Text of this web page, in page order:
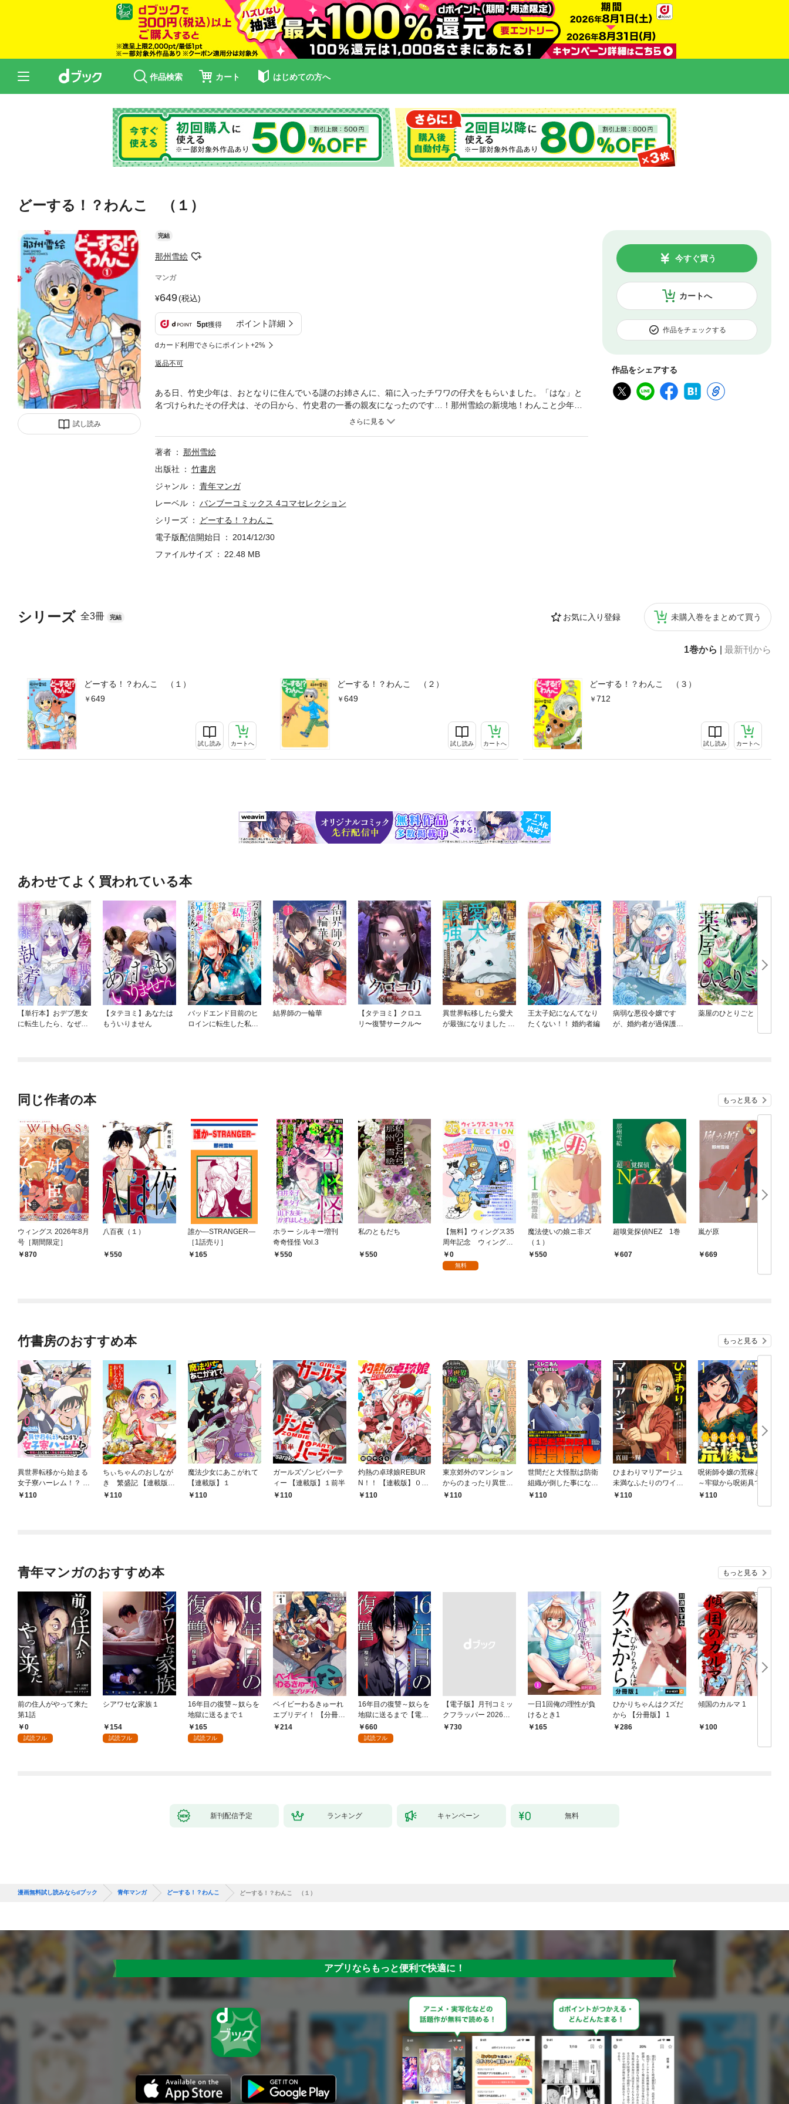
作品検索 カート はじめての方へ
どーする！？わんこ （１）
試し読み
完結
那州雪絵
マンガ
649(税込)
5pt獲得 ポイント詳細
dカード利用でさらにポイント+2%
返品不可
カートへ
今すぐ買う
作品をチェックする
作品をシェアする
シリーズ 全3冊 完結 お気に入り登録 未購入巻をまとめて買う
1巻から 最新刊から
どーする！？わんこ （１）
649
試し読み カートへ
どーする！？わんこ （２）
649
試し読み カートへ
どーする！？わんこ （３）
712
試し読み カートへ
ある日、竹史少年は、おとなりに住んでいる謎のお姉さんに、箱に入ったチワワの仔犬をもらいました。「はな」と
名づけられたその仔犬は、その日から、竹史君の一番の親友になったのです…！那州雪絵の新境地！わんこと少年を
著者
那州雪絵
出版社
竹書房
ジャンル
青年マンガ
レーベル
バンブーコミックス 4コマセレクション
シリーズ
どーする！？わんこ
電子版配信開始日
2014/12/30
ファイルサイズ
22.48 MB
あわせてよく買われている本
【単行本】おデブ悪女
に転生したら、なぜか
【タテヨミ】あなたは
もういりません
バッドエンド目前のヒ
ロインに転生した私、
結界師の一輪華
【タテヨミ】クロユ
リ〜復讐サークル〜
異世界転移したら愛犬
が最強になりました ～
王太子妃になんてなり
たくない！！ 婚約者編
病弱な悪役令嬢です
が、婚約者が過保護す
薬屋のひとりごと
同じ作者の本 もっと見る
ウィングス 2026年8月
号［期間限定］
870
八百夜（１）
550
誰か―STRANGER―
［1話売り］
165
ホラー シルキー増刊
奇奇怪怪 Vol.3
550
私のともだち
550
【無料】ウィングス35
周年記念 ウィング
ス・コミックスSELEC
TION
0
無料
魔法使いの娘ニ非ズ
（１）
550
超嗅覚探偵NEZ 1巻
607
嵐が原
669
竹書房のおすすめ本 もっと見る
異世界転移から始まる
女子寮ハーレム！？ ～
管理人として働く人間
110
ちぃちゃんのおしなが
き 繁盛記 【連載版】
１110
魔法少女にあこがれて
【連載版】１
110
ガールズゾンビパーテ
ィー 【連載版】１前半
110
灼熱の卓球娘REBUR
N！！ 【連載版】０－
①110
東京郊外のマンション
からのまったり異世界
冒険記 ～僕の部屋が
110
世間だと大怪獣は防衛
組織が倒した事になっ
ているけど、実際は陰
110
ひまわりマリアージュ
未満なふたりのワイン
日誌 【連載版】１
110
呪術師令嬢の荒稼ぎ！
～牢獄から呪術具で掴
み取る金貨ザクザク宮
廷生活～ 【連載版】１
110
青年マンガのおすすめ本 もっと見る
前の住人がやって来た
第1話
0
試読フル
シアワセな家族１
154
試読フル
16年目の復讐～奴らを
地獄に送るまで１
165
試読フル
ベイビーわるきゅーれ
エブリデイ！ 【分冊
版】 1
214
16年目の復讐～奴らを
地獄に送るまで【電子
単行本版】１
660
試読フル
【電子版】月刊コミッ
クフラッパー 2026年9
月号
￥730
一日1回俺の理性が負
けるとき1
165
ひかりちゃんはクズだ
から 【分冊版】 1
286
傾国のカルマ 1
100
新刊配信予定 ランキング キャンペーン 無料
漫画無料試し読みならdブック 青年マンガ どーする！？わんこ どーする！？わんこ （１）
アプリならもっと便利で快適に！